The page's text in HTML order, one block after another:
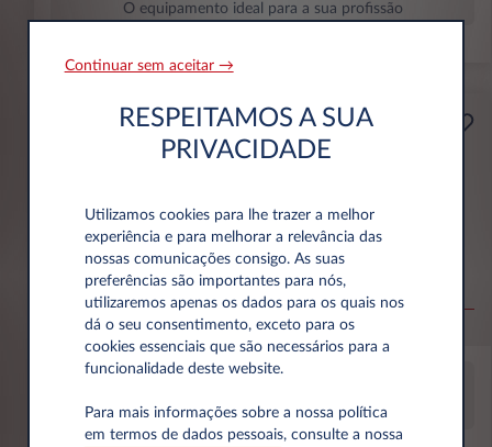
O equipamento ideal para a sua profissão
270€
Citroën Ë-Berlingo Van
M Bateria 50 kWh
80.000 km 48 Meses Elétrico
O equipamento ideal para a sua profissão
Continuar sem aceitar →
RESPEITAMOS A SUA
PRIVACIDADE
Utilizamos cookies para lhe trazer a melhor
experiência e para melhorar a relevância das
nossas comunicações consigo. As suas
preferências são importantes para nós,
utilizaremos apenas os dados para os quais nos
dá o seu consentimento, exceto para os
cookies essenciais que são necessários para a
funcionalidade deste website.
Para mais informações sobre a nossa política
em termos de dados pessoais, consulte a nossa